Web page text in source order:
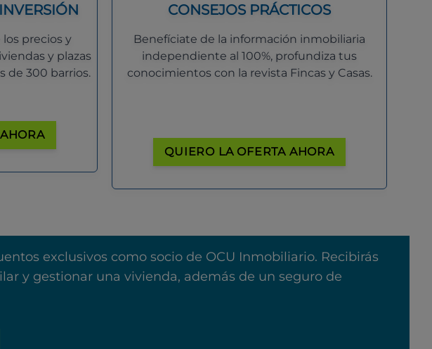
precios y
y plazas
de 300 barrios.
CONSEJOS PRÁCTICOS
Benefíciate de la información inmobiliaria
independiente al 100%, profundiza tus
conocimientos con la revista Fincas y Casas.
QUIERO LA OFERTA AHORA
exclusivos como socio de OCU Inmobiliario. Recibirás
y gestionar una vivienda, además de un seguro de